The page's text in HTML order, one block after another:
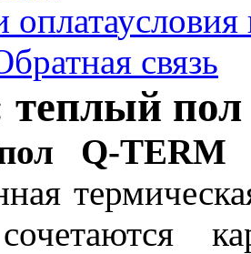
оплатаусловия
связь
теплый пол
Q-TERM